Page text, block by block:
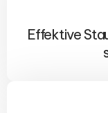
Effektive